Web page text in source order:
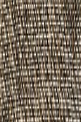
幅
1,000 (mm)
長さ
1,000 (mm)
厚み
9.5 (mm)
素材
ナイロン